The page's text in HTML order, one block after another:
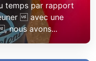
temps par rapport
avec une
nous avons...